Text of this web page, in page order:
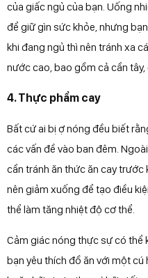
của giấc ngủ của bạn. Uống
để giữ gìn sức khỏe, nhưng
khi đang ngủ thì nên tránh xa
nước cao, bao gồm cả cần
4. Thực phẩm cay
Bất cứ ai bị ợ nóng đều biết
các vấn đề vào ban đêm.
cần tránh ăn thức ăn cay trước
nên giảm xuống để tạo điều
thể làm tăng nhiệt độ cơ thể.
Cảm giác nóng thực sự có thể
bạn yêu thích đồ ăn với một cú